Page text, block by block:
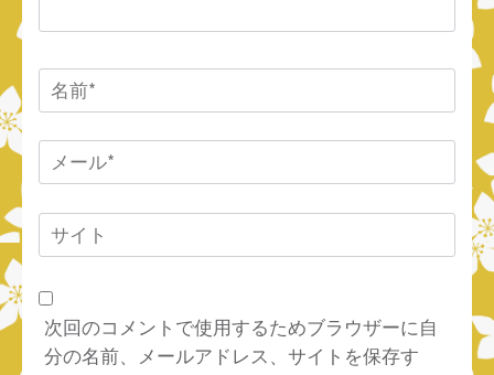
名
前
*
ー
ル
サ
イ
次回のコメントで使用するためブラウザーに自
分の名前、メールアドレス、サイトを保存す